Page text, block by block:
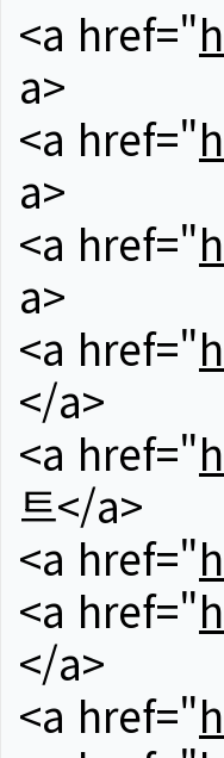
<a href="
a>
<a href="
a>
<a href="
a>
<a href="
</a>
<a href="
트</a>
<a href="
<a href="
</a>
<a href="